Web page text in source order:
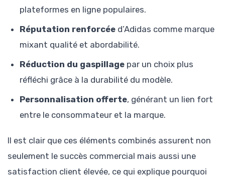
plateformes en ligne populaires.
Réputation renforcée d’Adidas comme marque
mixant qualité et abordabilité.
Réduction du gaspillage par un choix plus
réfléchi grâce à la durabilité du modèle.
Personnalisation offerte, générant un lien fort
entre le consommateur et la marque.
Il est clair que ces éléments combinés assurent non
seulement le succès commercial mais aussi une
satisfaction client élevée, ce qui explique pourquoi